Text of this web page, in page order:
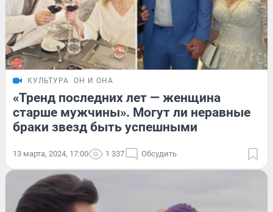
КУЛЬТУРА ОН И ОНА
«Тренд последних лет — женщина
старше мужчины». Могут ли неравные
браки звезд быть успешными
13 марта, 2024, 17:00 1 337 Обсудить